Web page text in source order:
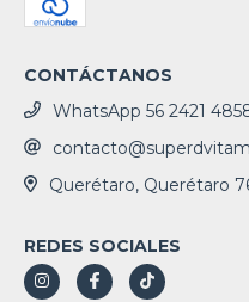
CONTÁCTANOS
WhatsApp 56 2421
Querétaro, Querétaro
REDES SOCIALES